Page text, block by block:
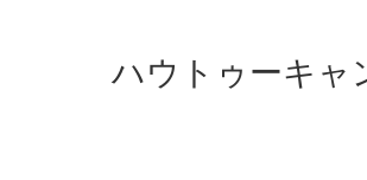
ハウトゥーキャ